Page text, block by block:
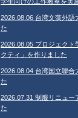
2026.08.06 台湾文藻外語
た
2026.08.05 プロジェク
クティ」を作りました
2026.08.04 台湾国立聯合
た
2026.07.31 制服リニュー
た